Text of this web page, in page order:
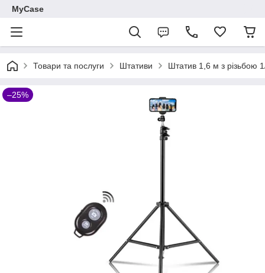
MyCase
Товари та послуги Штативи Штатив 1,6 м з різьбою
–25%